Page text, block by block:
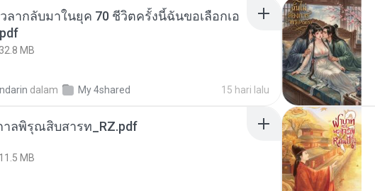
ลากลับมาในยุค 70 ชีวิตครั้งนี้ฉันขอเลือกเอ
32.8 MB
dalam My 4shared 15 hari lalu
าลพิรุณสิบสารท_RZ.pdf
11.5 MB